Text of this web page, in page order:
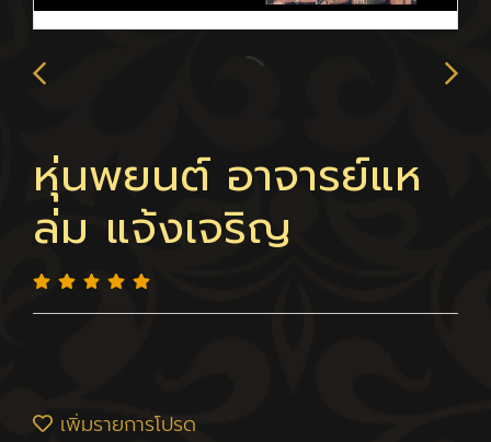
หุ่นพยนต์ อาจารย์แห
ล่ม แจ้งเจริญ
เพิ่มรายการโปรด